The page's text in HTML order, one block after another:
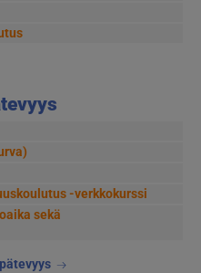
-verkkokurssi
sekä